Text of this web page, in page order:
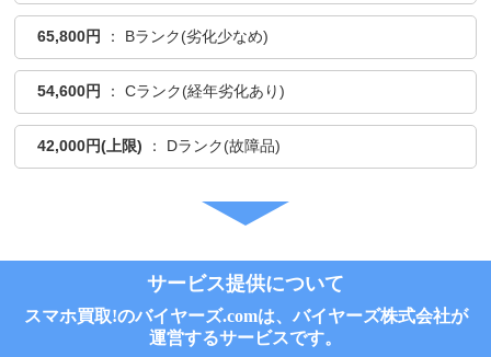
65,800円 ： Bランク(劣化少なめ)
54,600円 ： Cランク(経年劣化あり)
42,000円(上限) ： Dランク(故障品)
サービス提供について
スマホ買取!のバイヤーズ.comは、バイヤーズ株式会社が
運営するサービスです。